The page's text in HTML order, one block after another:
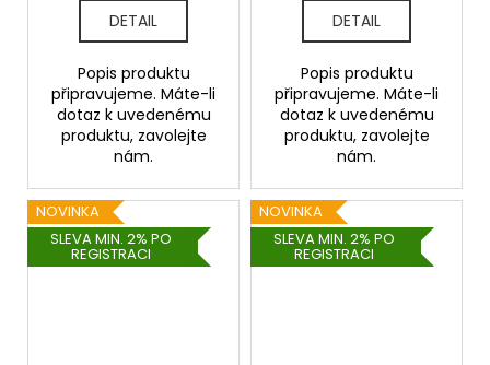
DETAIL
Popis produktu
připravujeme. Máte-li
dotaz k uvedenému
produktu, zavolejte
nám.
DETAIL
Popis produktu
připravujeme. Máte-li
dotaz k uvedenému
produktu, zavolejte
nám.
NOVINKA
SLEVA MIN. 2% PO
REGISTRACI
NOVINKA
SLEVA MIN. 2% PO
REGISTRACI